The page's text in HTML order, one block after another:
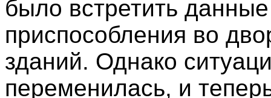
было встретить данные
приспособления во
зданий. Однако
переменилась, и